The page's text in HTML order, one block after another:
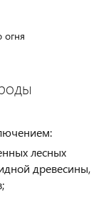
огня
лесных
древесины,